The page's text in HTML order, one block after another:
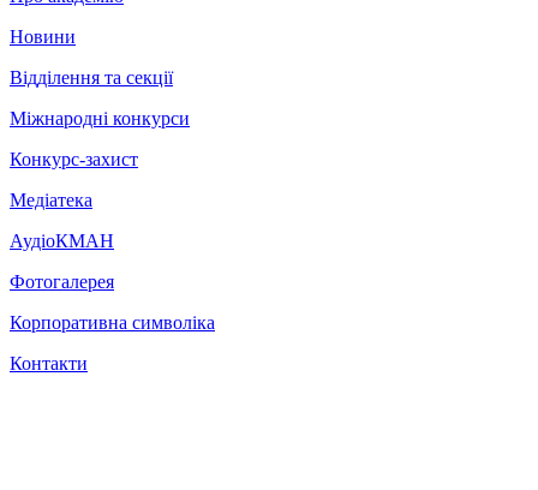
Новини
Відділення та секції
Міжнародні конкурси
Конкурс-захист
Медіатека
АудіоКМАН
Фотогалерея
Корпоративна символіка
Контакти